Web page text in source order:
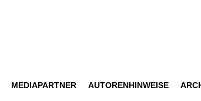
MEDIAPARTNER AUTORENHINWEISE